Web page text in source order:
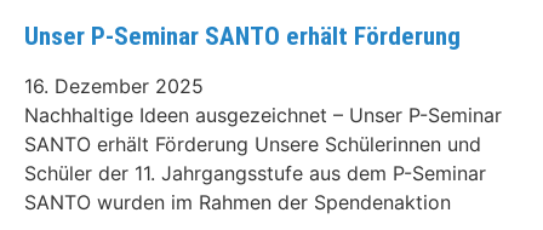
Unser P-Seminar SANTO erhält Förderung
16. Dezember 2025
Nachhaltige Ideen ausgezeichnet – Unser P-Seminar
SANTO erhält Förderung Unsere Schülerinnen und
Schüler der 11. Jahrgangsstufe aus dem P-Seminar
SANTO wurden im Rahmen der Spendenaktion